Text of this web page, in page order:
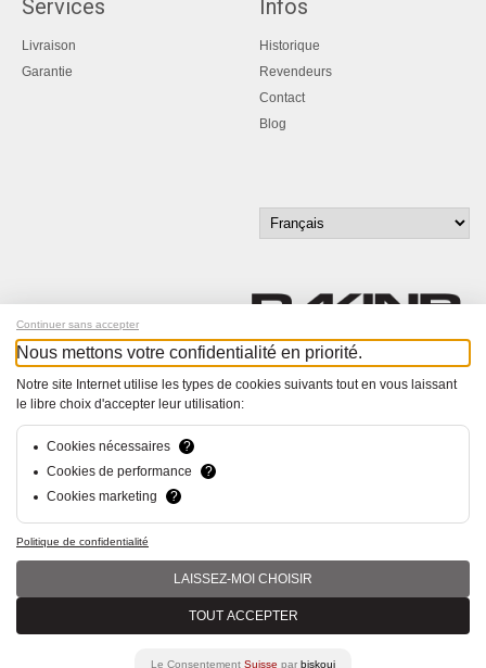
Services
Livraison
Garantie
Infos
Historique
Revendeurs
Contact
Blog
Inscrivez-vous à notre newsletter !
© Bucher+Walt 2011-2026
Tous droits réservés - Informations non contractuelles
hsolutions.ch
Continuer sans accepter
Nous mettons votre confidentialité en priorité.
Notre site Internet utilise les types de cookies suivants tout en vous laissant
le libre choix d'accepter leur utilisation:
Cookies nécessaires
?
Cookies de performance
?
Cookies marketing
?
Politique de confidentialité
LAISSEZ-MOI CHOISIR
TOUT ACCEPTER
Le Consentement Suisse par biskoui